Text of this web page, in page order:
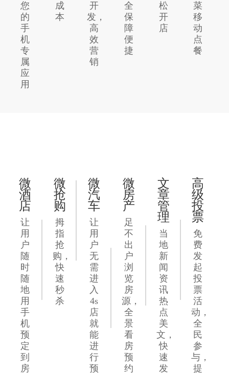
您
的
手
机
专
属
应
用
成
本
开
发，
高
效
营
销
全
保
障
便
捷
松
开
店
菜
移
动
点
餐
微
酒
店
让
用
户
随
时
随
地
用
手
机
预
定
到
房
微
抢
购
拇
指
抢
购，
快
速
秒
杀
微
汽
车
让
用
户
无
需
进
入
4s
店
就
能
进
行
预
微
房
产
足
不
出
户
浏
览
房
源，
全
景
看
房
预
约
文
章
管
理
当
地
新
闻
资
讯
热
点
美
文，
快
速
发
高
级
投
票
免
费
发
起
投
票
活
动，
全
民
参
与，
提